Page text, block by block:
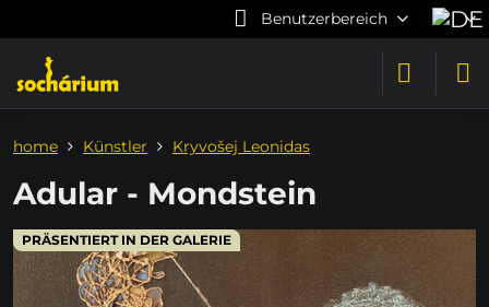
Benutzerbereich
PRÄSENTIERT IN DER GALERIE
home Künstler Kryvošej Leonidas
Adular - Mondstein